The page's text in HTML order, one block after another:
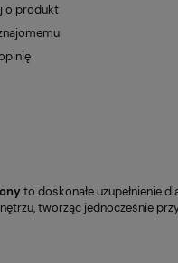
o produkt
to doskonałe uzupełnienie
tworząc jednocześnie